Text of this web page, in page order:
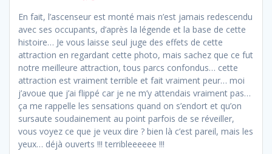
En fait, l’ascenseur est monté mais n’est jamais redescendu
avec ses occupants, d’après la légende et la base de cette
histoire… Je vous laisse seul juge des effets de cette
attraction en regardant cette photo, mais sachez que ce fut
notre meilleure attraction, tous parcs confondus… cette
attraction est vraiment terrible et fait vraiment peur… moi
j’avoue que j’ai flippé car je ne m’y attendais vraiment pas…
ça me rappelle les sensations quand on s’endort et qu’on
sursaute soudainement au point parfois de se réveiller,
vous voyez ce que je veux dire ? bien là c’est pareil, mais les
yeux… déjà ouverts !!! terribleeeeee !!!